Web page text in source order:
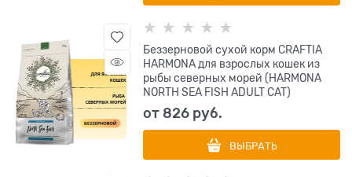
Беззерновой сухой корм CRAFTIA
HARMONA для взрослых кошек из
рыбы северных морей (HARMONA
NORTH SEA FISH ADULT CAT)
от 826 руб.
ВЫБРАТЬ